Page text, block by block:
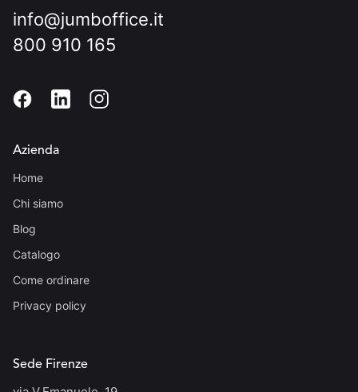
info@jumboffice.it
800 910 165
Azienda
Home
Chi siamo
Blog
Catalogo
Come ordinare
Privacy policy
Sede Firenze